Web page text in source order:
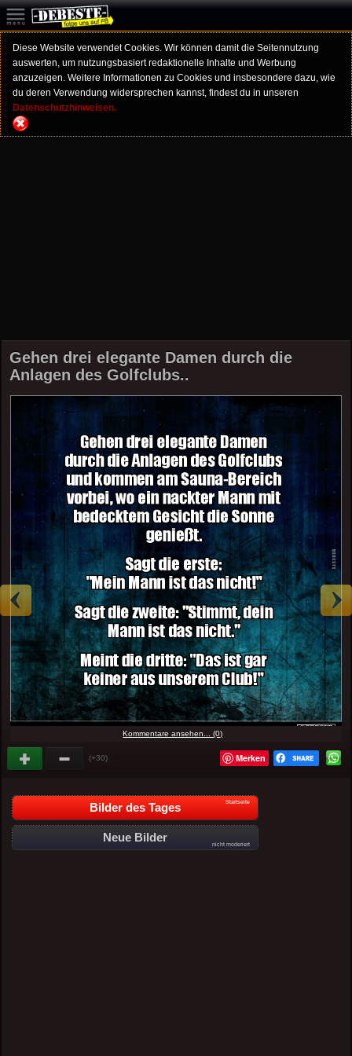
Diese Website verwendet Cookies. Wir können damit die Seitennutzung
auswerten, um nutzungsbasiert redaktionelle Inhalte und Werbung
anzuzeigen. Weitere Informationen zu Cookies und insbesondere dazu, wie
du deren Verwendung widersprechen kannst, findest du in unseren
Datenschutzhinweisen.
Gehen drei elegante Damen durch die
Anlagen des Golfclubs..
Kommentare ansehen... (0)
(+30) Merken
Bilder des Tages Startseite
Neue Bilder
nicht moderiert